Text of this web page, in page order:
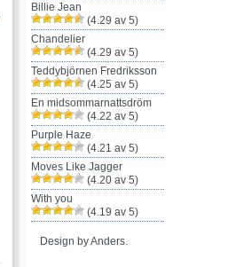
Billie Jean
(4.29 av 5)
Chandelier
(4.29 av 5)
Teddybjörnen Fredriksson
(4.25 av 5)
En midsommarnattsdröm
(4.22 av 5)
Purple Haze
(4.21 av 5)
Moves Like Jagger
(4.20 av 5)
With you
(4.19 av 5)
Design by Anders.